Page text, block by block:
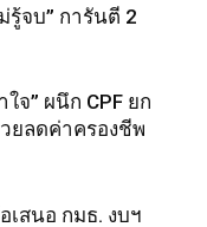
รู้จบ” การันตี 2
จ” ผนึก CPF ยก
ยลดค่าครองชีพ
เสนอ กมธ. งบฯ